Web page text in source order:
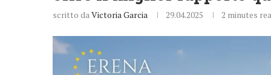
scritto daVictoria Garcia 29.04.2025 2 minutes